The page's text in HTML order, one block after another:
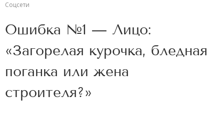
Соцсети
Ошибка №1 — Лицо:
«Загорелая курочка, бледная
поганка или жена
строителя?»